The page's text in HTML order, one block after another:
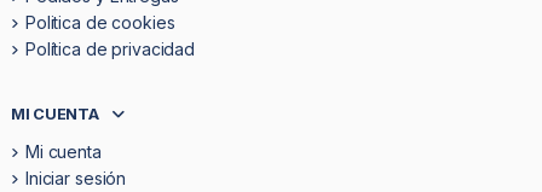
Politica de cookies
Política de privacidad
MI CUENTA
Mi cuenta
Iniciar sesión